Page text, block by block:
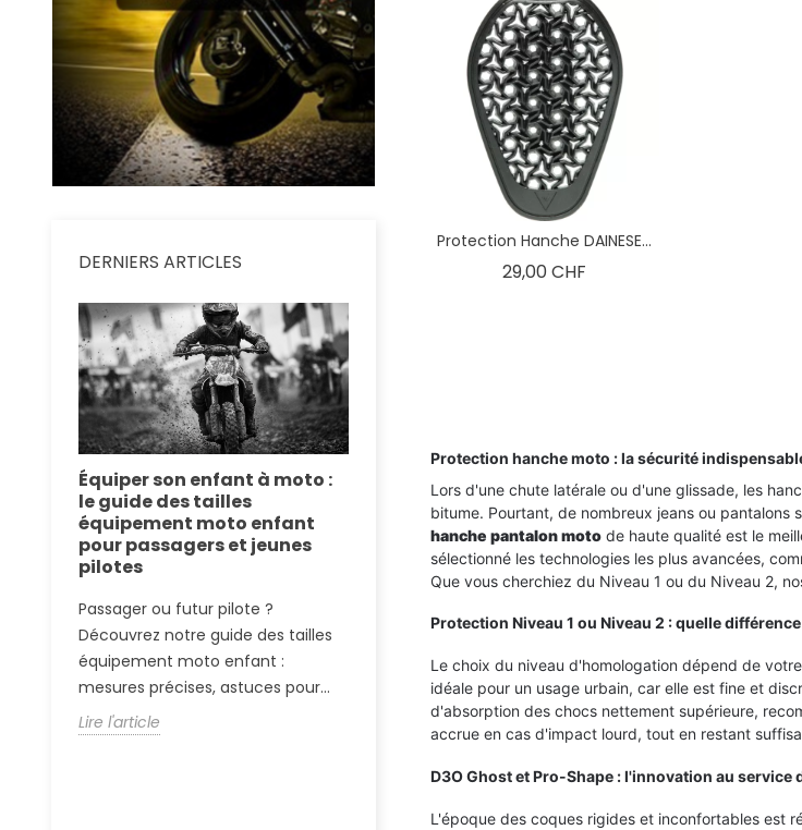
DERNIERS ARTICLES
Équiper son enfant à moto :
le guide des tailles
équipement moto enfant
pour passagers et jeunes
pilotes
Passager ou futur pilote ?
Découvrez notre guide des tailles
équipement moto enfant :
mesures précises, astuces pour...
Lire l'article
Équipement moto Gore-Tex :
le dossier complet sur la
technologie qui a changé la
route
Plongez dans l'univers de
l'équipement moto Gore-Tex. De
découvrez pourquoi cette...
Lire l'article
Alpinestars
Plasma vs
: le duel
2026
Alpinestars
Dainese
cœur de
comparatif
Lire l'article
Protection Hanche DAINESE...
29,00 CHF
Protection hanche moto : la sécurité
Lors d'une chute latérale ou d'une glissade, les
bitume. Pourtant, de nombreux jeans ou
hanche pantalon motode haute qualité est le
sélectionné les technologies les plus avancées,
Que vous cherchiez du Niveau 1 ou du Niveau 2,
Protection Niveau 1 ou Niveau 2 : quelle
Le choix du niveau d'homologation dépend de
idéale pour un usage urbain, car elle est fine et
d'absorption des chocs nettement supérieure,
accrue en cas d'impact lourd, tout en restant
D3O Ghost et Pro-Shape : l'innovation au service
L'époque des coques rigides et inconfortables est